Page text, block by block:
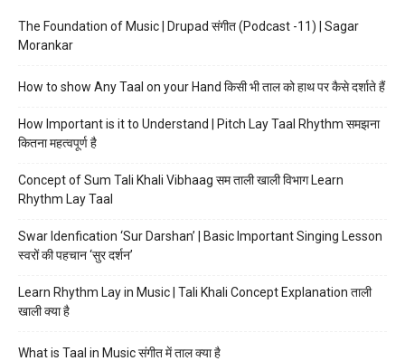
The Foundation of Music | Drupad संगीत (Podcast -11) | Sagar
Morankar
How to show Any Taal on your Hand किसी भी ताल को हाथ पर कैसे दर्शाते हैं
How Important is it to Understand | Pitch Lay Taal Rhythm समझना
कितना महत्वपूर्ण है
Concept of Sum Tali Khali Vibhaag सम ताली खाली विभाग Learn
Rhythm Lay Taal
Swar Idenfication ‘Sur Darshan’ | Basic Important Singing Lesson
स्वरों की पहचान ‘सुर दर्शन’
Learn Rhythm Lay in Music | Tali Khali Concept Explanation ताली
खाली क्या है
What is Taal in Music संगीत में ताल क्या है